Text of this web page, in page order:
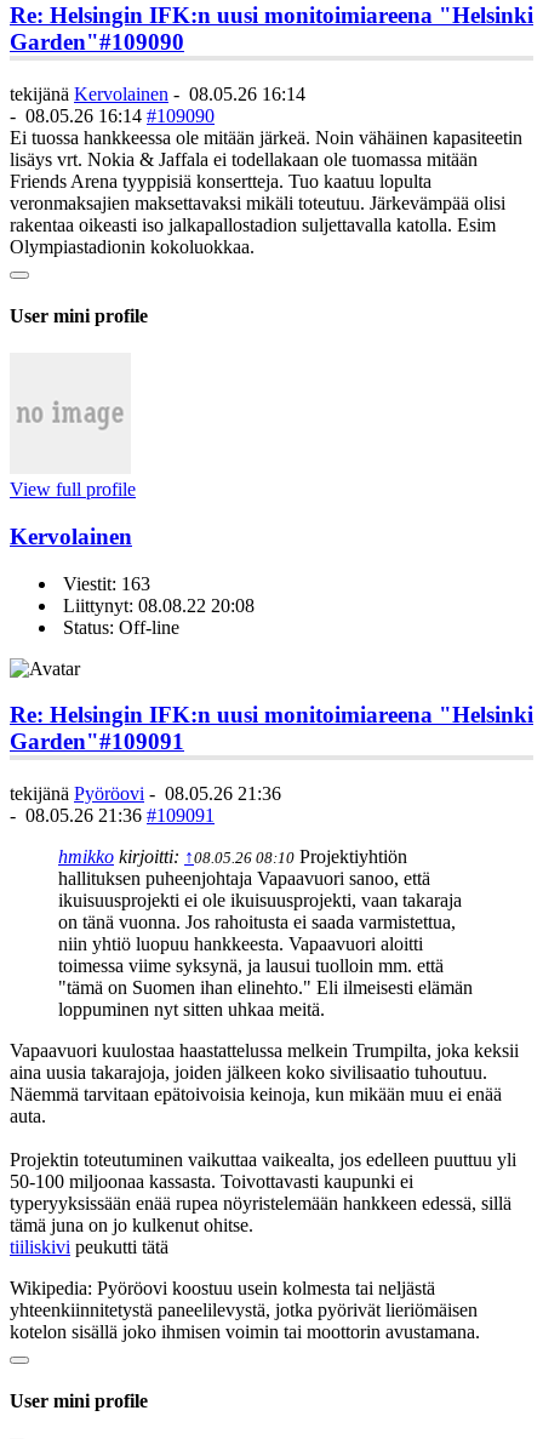
Re: Helsingin IFK:n uusi monitoimiareena "Helsinki
Garden"#109090
tekijänä Kervolainen - 08.05.26 16:14
- 08.05.26 16:14 #109090
Ei tuossa hankkeessa ole mitään järkeä. Noin vähäinen kapasiteetin
lisäys vrt. Nokia & Jaffala ei todellakaan ole tuomassa mitään
Friends Arena tyyppisiä konsertteja. Tuo kaatuu lopulta
veronmaksajien maksettavaksi mikäli toteutuu. Järkevämpää olisi
rakentaa oikeasti iso jalkapallostadion suljettavalla katolla. Esim
Olympiastadionin kokoluokkaa.
User mini profile
View full profile
Kervolainen
Viestit: 163
Liittynyt: 08.08.22 20:08
Status: Off-line
Re: Helsingin IFK:n uusi monitoimiareena "Helsinki
Garden"#109091
tekijänä Pyöröovi - 08.05.26 21:36
- 08.05.26 21:36 #109091
hmikko kirjoitti: ↑08.05.26 08:10 Projektiyhtiön
hallituksen puheenjohtaja Vapaavuori sanoo, että
ikuisuusprojekti ei ole ikuisuusprojekti, vaan takaraja
on tänä vuonna. Jos rahoitusta ei saada varmistettua,
niin yhtiö luopuu hankkeesta. Vapaavuori aloitti
toimessa viime syksynä, ja lausui tuolloin mm. että
"tämä on Suomen ihan elinehto." Eli ilmeisesti elämän
loppuminen nyt sitten uhkaa meitä.
Vapaavuori kuulostaa haastattelussa melkein Trumpilta, joka keksii
aina uusia takarajoja, joiden jälkeen koko sivilisaatio tuhoutuu.
Näemmä tarvitaan epätoivoisia keinoja, kun mikään muu ei enää
auta.
Projektin toteutuminen vaikuttaa vaikealta, jos edelleen puuttuu yli
50-100 miljoonaa kassasta. Toivottavasti kaupunki ei
typeryyksissään enää rupea nöyristelemään hankkeen edessä, sillä
tämä juna on jo kulkenut ohitse.
tiiliskivi peukutti tätä
Wikipedia: Pyöröovi koostuu usein kolmesta tai neljästä
yhteenkiinnitetystä paneelilevystä, jotka pyörivät lieriömäisen
kotelon sisällä joko ihmisen voimin tai moottorin avustamana.
User mini profile